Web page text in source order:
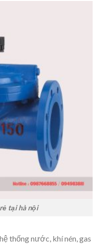
tại hà nội
thống nước, khí nén, gas